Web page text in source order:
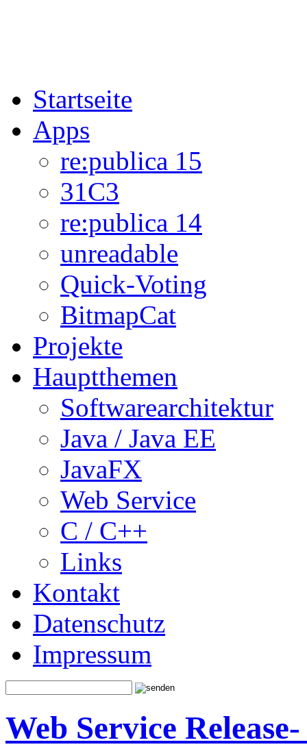
Startseite
Apps
re:publica 15
31C3
re:publica 14
unreadable
Quick-Voting
BitmapCat
Projekte
Hauptthemen
Softwarearchitektur
Java / Java EE
JavaFX
Web Service
C / C++
Links
Kontakt
Datenschutz
Impressum
Web Service